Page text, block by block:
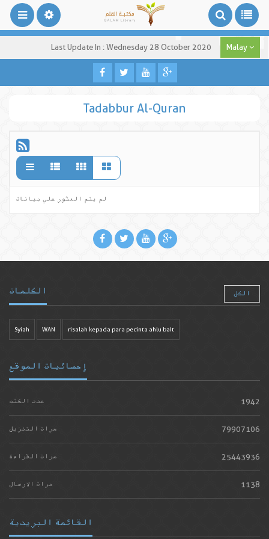
Last Update In : Wednesday 28 October 2020 Malay
Tadabbur Al-Quran
لم يتم العثور علي بيانات
الكلمات الكل
Syiah WAN risalah kepada para pecinta ahlu bait
إحصائيات الموقع
عدد الكتب 1942
مرات التنزيل 79907106
مرات القراءة 25443936
مرات الارسال 1138
القائمة البريدية